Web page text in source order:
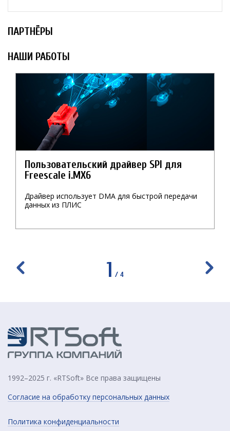
ПАРТНЁРЫ
НАШИ РАБОТЫ
Пользовательский драйвер SPI для
Freescale i.MX6
Драйвер использует DMA для быстрой передачи
данных из ПЛИС
1 / 4
1992–2025 г. «RTSoft» Все права защищены
Согласие на обработку персональных данных
Политика конфиденциальности